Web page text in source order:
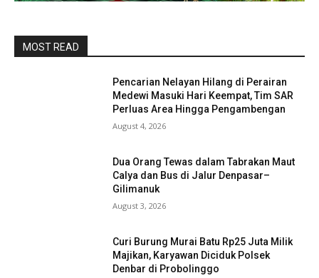
MOST READ
Pencarian Nelayan Hilang di Perairan
Medewi Masuki Hari Keempat, Tim SAR
Perluas Area Hingga Pengambengan
August 4, 2026
Dua Orang Tewas dalam Tabrakan Maut
Calya dan Bus di Jalur Denpasar–
Gilimanuk
August 3, 2026
Curi Burung Murai Batu Rp25 Juta Milik
Majikan, Karyawan Diciduk Polsek
Denbar di Probolinggo